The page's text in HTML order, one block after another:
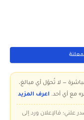
— لا تُحوّل أي مبالغ،
مع أي أحد. اعرف المزيد
علني؛ فالإعلان ورد إلى